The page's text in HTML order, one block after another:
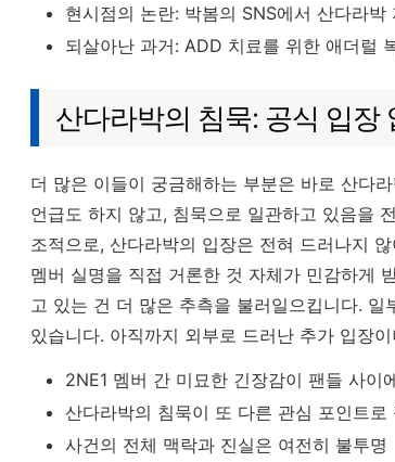
현시점의 논란: 박봄의 SNS에서 산다라
되살아난 과거: ADD 치료를 위한 애더럴
산다라박의 침묵: 공식 입장
더 많은 이들이 궁금해하는 부분은 바로 산다
언급도 하지 않고, 침묵으로 일관하고 있음을
조적으로, 산다라박의 입장은 전혀 드러나지
멤버 실명을 직접 거론한 것 자체가 민감하게
고 있는 건 더 많은 추측을 불러일으킵니다. 일
있습니다. 아직까지 외부로 드러난 추가 입장
2NE1 멤버 간 미묘한 긴장감이 팬들 사이
산다라박의 침묵이 또 다른 관심 포인트로
사건의 전체 맥락과 진실은 여전히 불투명